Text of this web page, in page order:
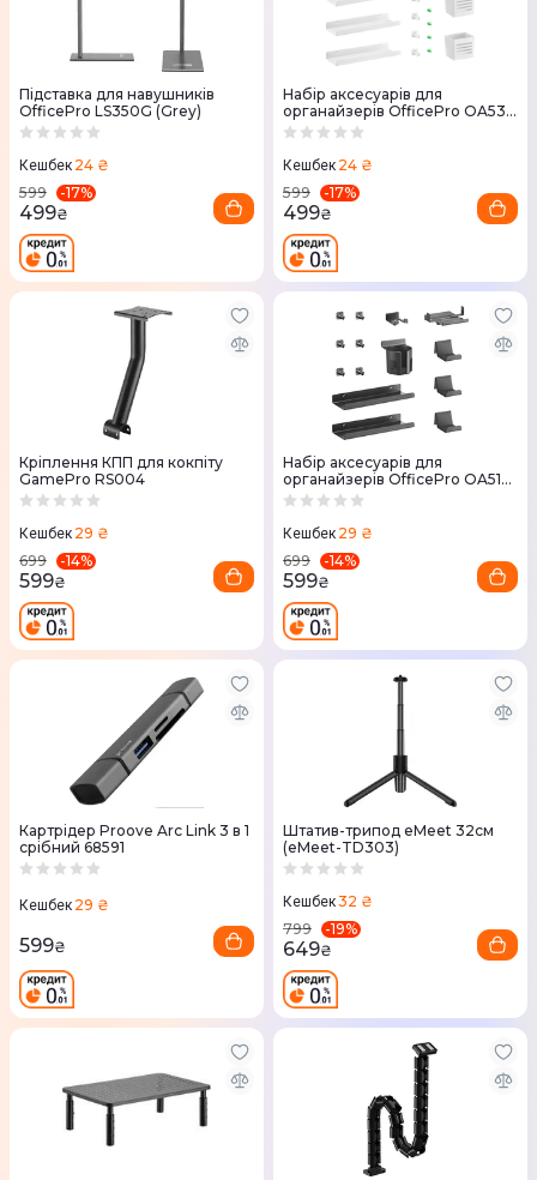
Підставка для навушників
OfficePro LS350G (Grey)
Кешбек 24 ₴
599
-17%
499₴
Набір аксесуарів для
органайзерів OfficePro OA530
White
Кешбек 24 ₴
599
-17%
499₴
Кріплення КПП для кокпіту
GamePro RS004
Кешбек 29 ₴
699
-14%
599₴
Набір аксесуарів для
органайзерів OfficePro OA510
Black
Кешбек 29 ₴
699
-14%
599₴
Картрідер Proove Arc Link 3 в 1
срібний 68591
Кешбек 29 ₴
599₴
Штатив-трипод eMeet 32cм
(eMeet-TD303)
Кешбек32 ₴
799
-19%
649₴